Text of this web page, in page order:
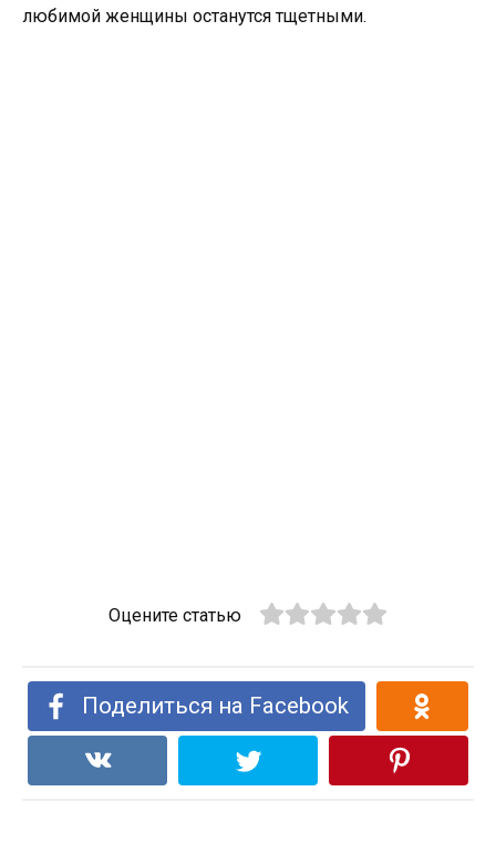
любимой женщины останутся тщетными.
Оцените статью
Поделиться на Facebook